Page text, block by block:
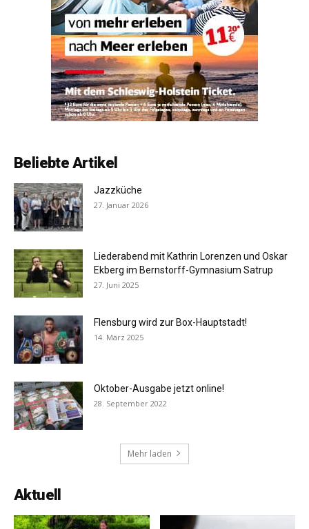
Beliebte Artikel
Jazzküche
27. Januar 2026
Liederabend mit Kathrin Lorenzen und Oskar
Ekberg im Bernstorff-Gymnasium Satrup
27. Juni 2025
Flensburg wird zur Box-Hauptstadt!
14. März 2025
Oktober-Ausgabe jetzt online!
28. September 2022
Mehr laden
Aktuell